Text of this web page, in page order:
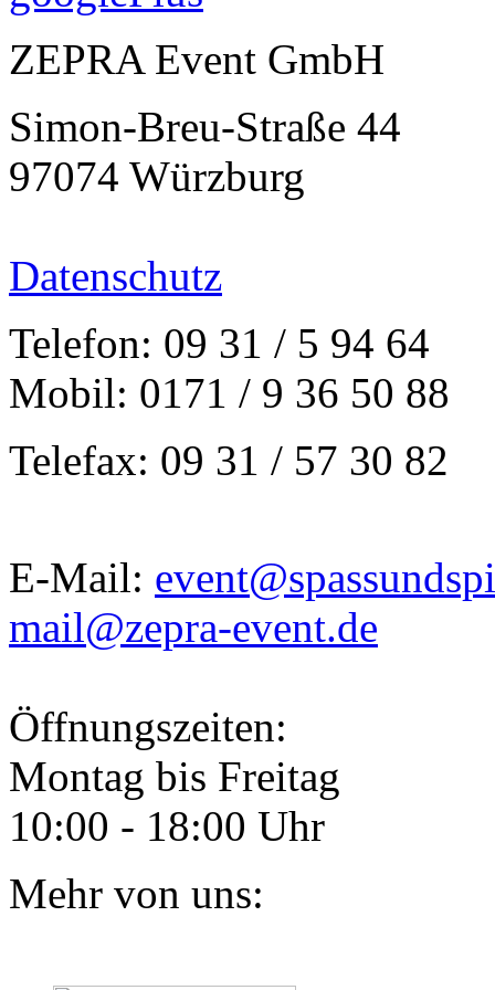
ZEPRA Event GmbH
Simon-Breu-Straße 44
97074 Würzburg
Datenschutz
Telefon: 09 31 / 5 94 64
Mobil: 0171 / 9 36 50 88
Telefax: 09 31 / 57 30 82
E-Mail:
mail@zepra-event.de
Öffnungszeiten:
Montag bis Freitag
10:00 - 18:00 Uhr
Mehr von uns: